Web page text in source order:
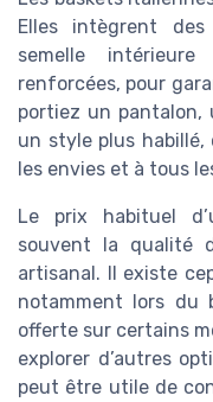
Elles intègrent
semelle
renforcées, pour
portiez un pantalon,
un style plus habillé,
les envies et à tous
Le prix habituel
souvent la qualité
artisanal. Il existe
notamment lors du
offerte sur certains
explorer d’autres
peut être utile de